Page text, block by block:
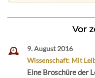
Vor
9. August 2016
Wissenschaft: Mit
Eine Broschüre der